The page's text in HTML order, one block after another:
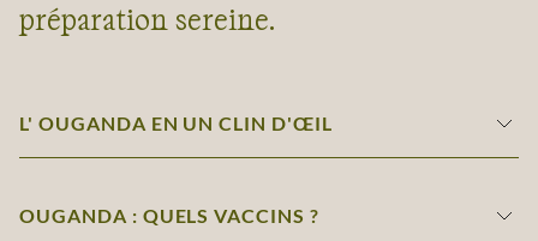
préparation sereine.
L' OUGANDA EN UN CLIN D'ŒIL
OUGANDA : QUELS VACCINS ?